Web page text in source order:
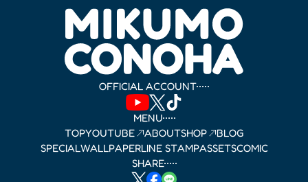
OFFICIAL ACCOUNT
MENU
TOPYOUTUBE ABOUTSHOP
BLOG
SPECIALWALLPAPERLINE STAMPASSETSCOMIC
SHARE